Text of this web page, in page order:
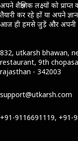
अपने शैक्षणिक लक्ष्यों को
तैयारी कर रहे हों या अपने
आज ही हमसे जुड़ें और अपनी
832, utkarsh bhawan,
restaurant, 9th
rajasthan - 342003
support@utkarsh.com
+91-9116691119, +91-